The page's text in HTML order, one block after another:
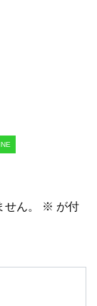
ん。 ※ が付